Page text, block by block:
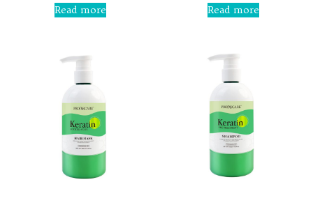
0
out
Read more
0
out
Read more